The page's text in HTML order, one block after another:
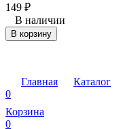
149 ₽
В наличии
В корзину
Главная
Каталог
0
Корзина
0